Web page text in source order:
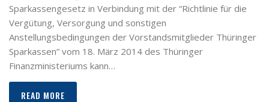
Sparkassengesetz in Verbindung mit der “Richtlinie für die
Vergütung, Versorgung und sonstigen
Anstellungsbedingungen der Vorstandsmitglieder Thüringer
Sparkassen” vom 18. März 2014 des Thüringer
Finanzministeriums kann…
READ MORE